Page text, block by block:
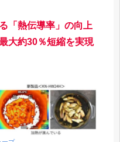
「熱伝導率」の向上
大約30％短縮を実現